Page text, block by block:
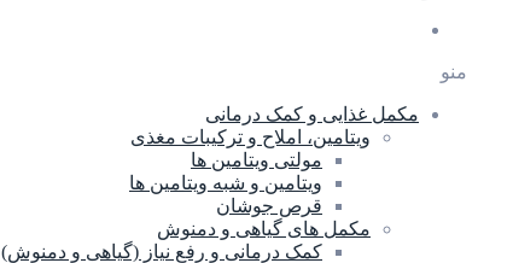
منو
مکمل غذایی و کمک درمانی
ویتامین، املاح و ترکیبات مغذی
مولتی ویتامین ها
ویتامین و شبه ویتامین ها
قرص جوشان
مکمل های گیاهی و دمنوش
کمک درمانی و رفع نیاز (گیاهی و دمنوش)